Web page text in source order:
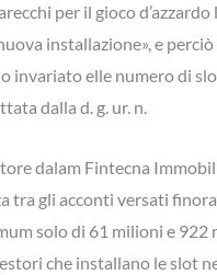
per il gioco
installazione», e
invariato elle numero di
dalla d. g. ur. n.
dalam Fintecna
tra gli acconti versati
solo di 61 milioni e 922
che installano le slot